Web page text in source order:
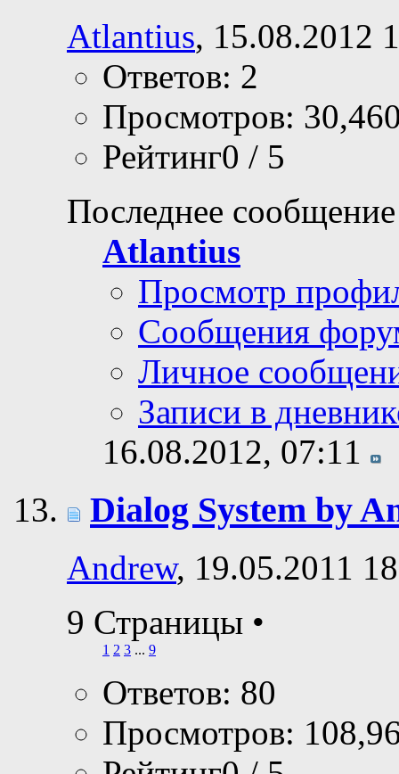
Atlantius, 15.08.2012
Ответов: 2
Просмотров:
Рейтинг0 / 5
Последнее
Atlantius
Просмотр
Сообщения
Личное
Записи в
16.08.2012, 07:11
Dialog System by
Andrew, 19.05.2011
9 Страницы •
1 2 3 ... 9
Ответов: 80
Просмотров: